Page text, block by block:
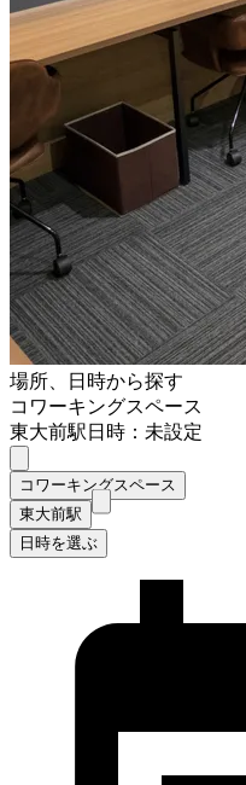
場所、日時から探す
コワーキングスペース
東大前駅日時：未設定
コワーキングスペース
東大前駅
日時を選ぶ